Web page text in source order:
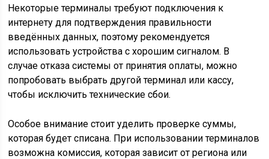
Некоторые терминалы требуют подключения к
интернету для подтверждения правильности
введённых данных, поэтому рекомендуется
использовать устройства с хорошим сигналом. В
случае отказа системы от принятия оплаты, можно
попробовать выбрать другой терминал или кассу,
чтобы исключить технические сбои.
Особое внимание стоит уделить проверке суммы,
которая будет списана. При использовании терминалов
возможна комиссия, которая зависит от региона или